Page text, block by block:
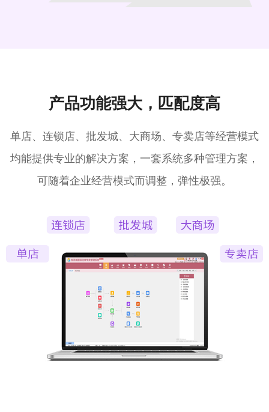
产品功能强大，匹配度高
单店、连锁店、批发城、大商场、专卖店等经营模式
均能提供专业的解决方案，一套系统多种管理方案，
可随着企业经营模式而调整，弹性极强。